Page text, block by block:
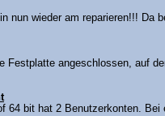
nun wieder am reparieren!!! Da
Festplatte angeschlossen, auf
64 bit hat 2 Benutzerkonten. Bei